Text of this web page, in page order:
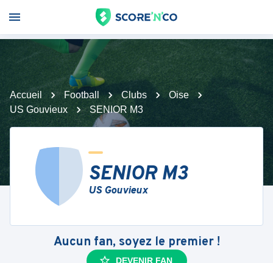
Accueil Football Clubs
Oise
US Gouvieux
SENIOR M3
SENIOR M3
US Gouvieux
Aucun fan, soyez le premier !
DEVENIR FAN